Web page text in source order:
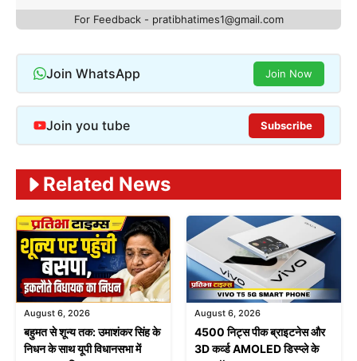
For Feedback - pratibhatimes1@gmail.com
Join WhatsApp Join Now
Join you tube Subscribe
Related News
August 6, 2026
बहुमत से शून्य तक: उमाशंकर सिंह के
निधन के साथ यूपी विधानसभा में
August 6, 2026
4500 निट्स पीक ब्राइटनेस और
3D कर्व्ड AMOLED डिस्प्ले के